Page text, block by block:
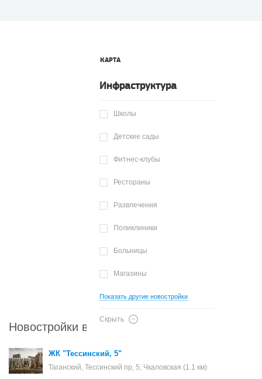
КАРТА
Инфраструктура
Школы
Детские сады
Фитнес-клубы
Рестораны
Развлечения
Поликлиники
Больницы
Магазины
Показать другие новостройки
Скрыть
Новостройки в районе Таганский
ЖК "Тессинский, 5"
Таганский, Тессинский пр, 5, Чкаловская (1.1 км)